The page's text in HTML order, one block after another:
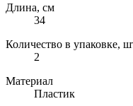
Длина, см
34
Количество в упаковке,
2
Материал
Пластик